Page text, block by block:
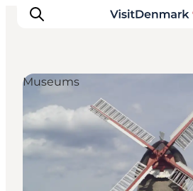
Inspirations
Destinations
Quoi faire
Hébergements
Museums